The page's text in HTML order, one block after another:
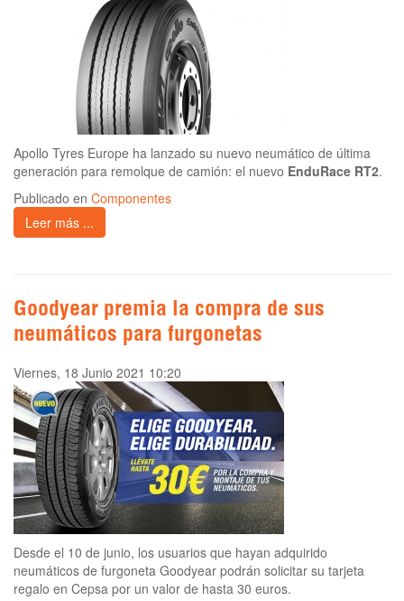
Apollo Tyres Europe ha lanzado su nuevo neumático de última
generación para remolque de camión: el nuevo EnduRace RT2.
Publicado en Componentes
Leer más ...
Goodyear premia la compra de sus
neumáticos para furgonetas
Viernes, 18 Junio 2021 10:20
Desde el 10 de junio, los usuarios que hayan adquirido
neumáticos de furgoneta Goodyear podrán solicitar su tarjeta
regalo en Cepsa por un valor de hasta 30 euros.